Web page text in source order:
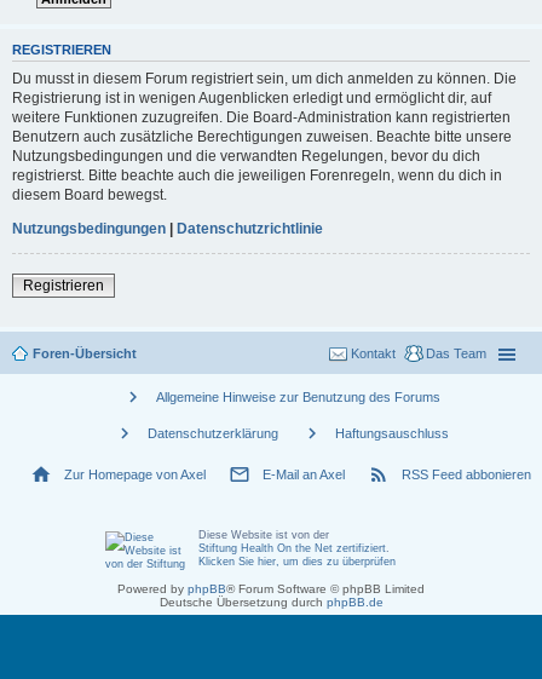
REGISTRIEREN
Du musst in diesem Forum registriert sein, um dich anmelden zu können. Die
Registrierung ist in wenigen Augenblicken erledigt und ermöglicht dir, auf
weitere Funktionen zuzugreifen. Die Board-Administration kann registrierten
Benutzern auch zusätzliche Berechtigungen zuweisen. Beachte bitte unsere
Nutzungsbedingungen und die verwandten Regelungen, bevor du dich
registrierst. Bitte beachte auch die jeweiligen Forenregeln, wenn du dich in
diesem Board bewegst.
Nutzungsbedingungen | Datenschutzrichtlinie
Registrieren
Foren-Übersicht Das Team
Kontakt
chevron_right Allgemeine Hinweise zur Benutzung des Forums
chevron_right Datenschutzerklärung chevron_right Haftungsauschluss
home Zur Homepage von Axel mail_outline E-Mail an Axel rss_feed RSS Feed abbonieren
Diese Website ist von der
Stiftung Health On the Net zertifiziert
Klicken Sie hier, um dies zu überprüfen
Powered by phpBB® Forum Software © phpBB Limited
Deutsche Übersetzung durch phpBB.de